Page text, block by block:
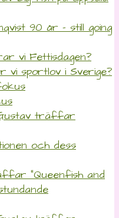
90 år – still going
Fettisdagen?
i Sverige?
träffar
och dess
“Queenfish and